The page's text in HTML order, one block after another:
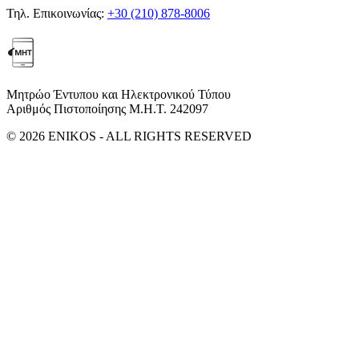
Τηλ. Επικοινωνίας: +30 (210) 878-8006
Μητρώο Έντυπου και Ηλεκτρονικού Τύπου
Αριθμός Πιστοποίησης Μ.Η.Τ. 242097
© 2026 ENIKOS - ALL RIGHTS RESERVED